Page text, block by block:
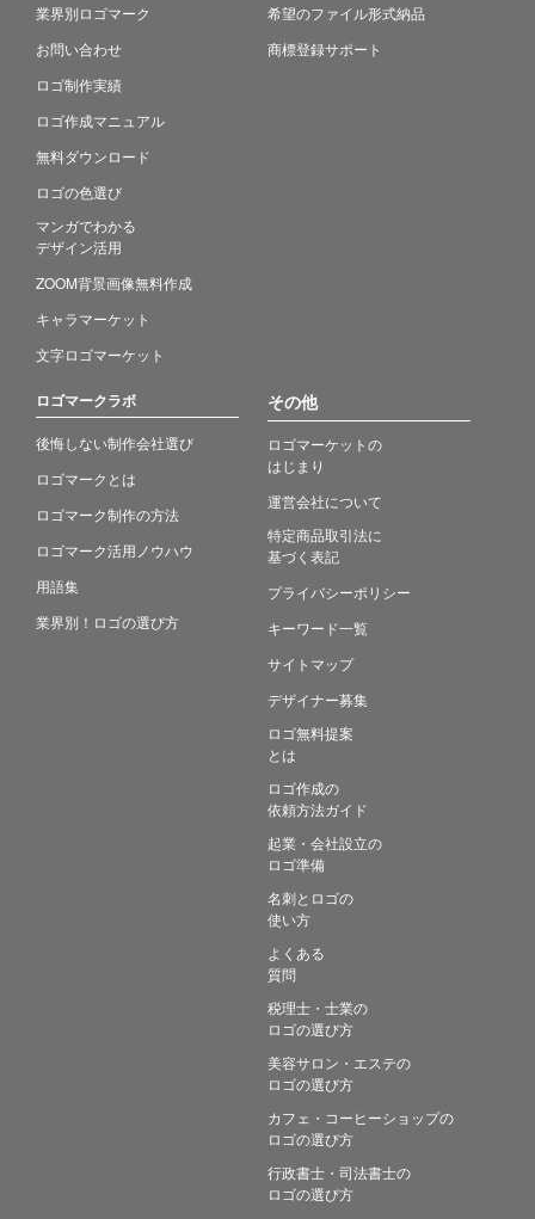
業界別ロゴマーク
お問い合わせ
ロゴ制作実績
ロゴ作成マニュアル
無料ダウンロード
ロゴの色選び
マンガでわかる
デザイン活用
ZOOM背景画像無料作成
キャラマーケット
文字ロゴマーケット
希望のファイル形式納品
商標登録サポート
ロゴマークラボ
後悔しない制作会社選び
ロゴマークとは
ロゴマーク制作の方法
ロゴマーク活用ノウハウ
用語集
業界別！ロゴの選び方
その他
ロゴマーケットの
はじまり
運営会社について
特定商品取引法に
基づく表記
プライバシーポリシー
キーワード一覧
サイトマップ
デザイナー募集
ロゴ無料提案
とは
ロゴ作成の
依頼方法ガイド
起業・会社設立の
ロゴ準備
名刺とロゴの
使い方
よくある
質問
税理士・士業の
ロゴの選び方
美容サロン・エステの
ロゴの選び方
カフェ・コーヒーショップの
ロゴの選び方
行政書士・司法書士の
ロゴの選び方